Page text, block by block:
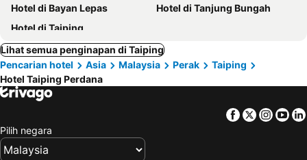
Hotel di Bayan Lepas
Hotel di Tanjung Bungah
Hotel di Taiping
Lihat semua penginapan di Taiping
Pencarian hotel
Asia Malaysia Perak
Taiping
Hotel Taiping Perdana
Facebook
Twitter
Pilih negara